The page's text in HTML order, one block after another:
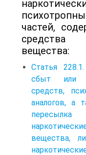
частей,
средства
вещества:
Статья
сбыт или
средств,
аналогов, а
вещества,